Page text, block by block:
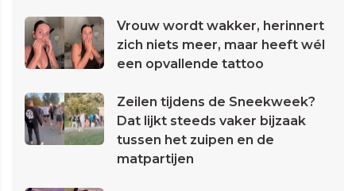
Vrouw wordt wakker, herinnert
zich niets meer, maar heeft wél
een opvallende tattoo
Zeilen tijdens de Sneekweek?
Dat lijkt steeds vaker bijzaak
tussen het zuipen en de
matpartijen